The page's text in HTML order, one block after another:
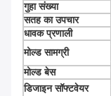
गुहा संख्या
सतह का उपचार
धावक प्रणाली
मोल्ड सामग्री
मोल्ड बेस
डिजाइन सॉफ्टवेयर